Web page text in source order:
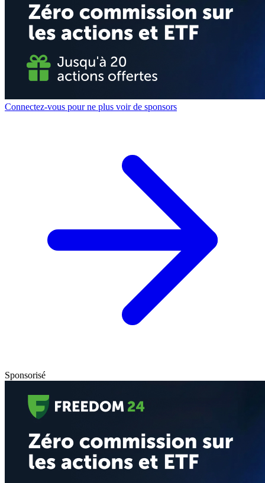
Connectez-vous pour ne plus voir de sponsors
Sponsorisé